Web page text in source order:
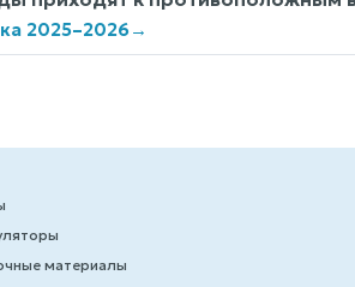
2025–2026→
материалы